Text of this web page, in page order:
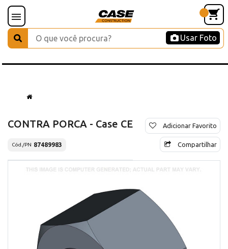
Usar Foto
CONTRA PORCA - Case CE
Cód./PN 87489983
Adicionar Favorito
Compartilhar